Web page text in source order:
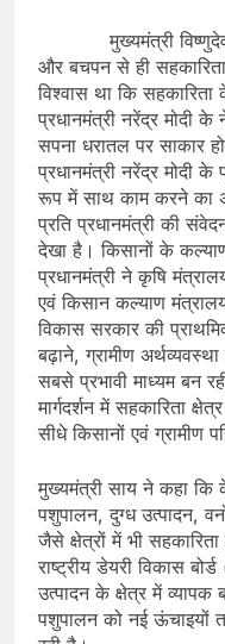
मुख्यमंत्री विष्णुदेव
और बचपन से ही
विश्वास था कि
प्रधानमंत्री नरेंद्र मोदी
सपना धरातल पर साकार
प्रधानमंत्री नरेंद्र मोदी
रूप में साथ काम करने का
प्रति प्रधानमंत्री की
देखा है। किसानों के
प्रधानमंत्री ने कृषि
एवं किसान कल्याण
विकास सरकार की
बढ़ाने, ग्रामीण
सबसे प्रभावी माध्यम बन
मार्गदर्शन में सहकारिता
सीधे किसानों एवं ग्रामीण
मुख्यमंत्री साय ने कहा कि
पशुपालन, दुग्ध उत्पादन,
जैसे क्षेत्रों में भी
राष्ट्रीय डेयरी विकास
उत्पादन के क्षेत्र में
पशुपालन को नई ऊंचाइयों